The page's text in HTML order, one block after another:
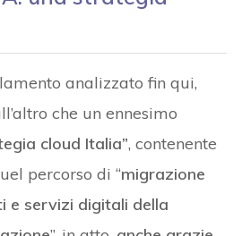
analizzato fin qui,
che un ennesimo
cloud Italia”, contenente
percorso di “migrazione
e servizi digitali della